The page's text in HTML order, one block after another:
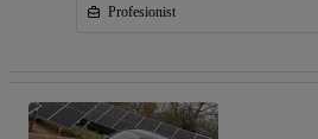
Profesionist